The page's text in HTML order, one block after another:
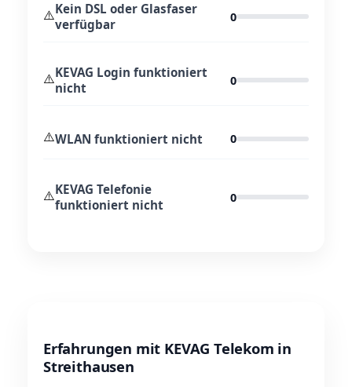
⚠️Kein DSL oder Glasfaser
verfügbar
0
⚠️KEVAG Login funktioniert
nicht
0
⚠️WLAN funktioniert nicht 0
⚠️KEVAG Telefonie
funktioniert nicht
0
Erfahrungen mit KEVAG Telekom in
Streithausen